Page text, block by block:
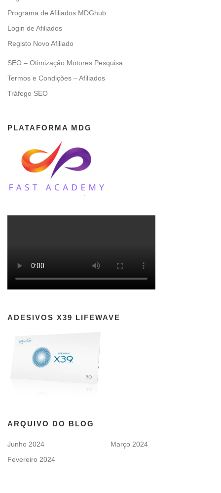
Programa de Afiliados MDGhub
Login de Afiliados
Registo Novo Afiliado
SEO – Otimização Motores Pesquisa
Termos e Condições – Afiliados
Tráfego SEO
PLATAFORMA MDG
ADESIVOS X39 LIFEWAVE
ARQUIVO DO BLOG
Junho 2024
Março 2024
Fevereiro 2024